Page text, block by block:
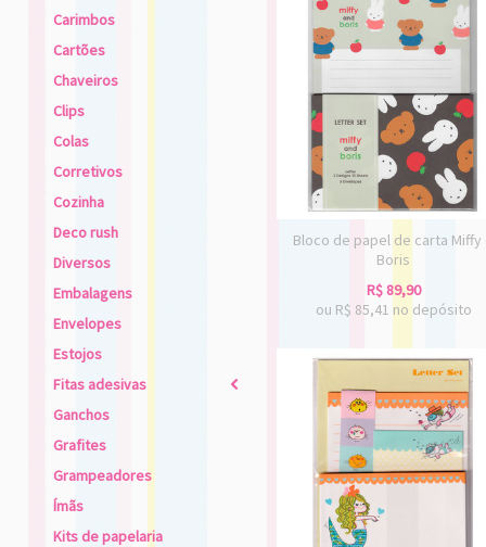
Carimbos
Cartões
Chaveiros
Clips
Colas
Corretivos
Cozinha
Deco rush
Diversos
Embalagens
Envelopes
Estojos
Fitas adesivas
2
Ganchos
Grafites
Grampeadores
Ímãs
Kits de papelaria
Bloco de papel de carta Miffy
Boris
R$ 89,90
ou R$ 85,41 no depósito